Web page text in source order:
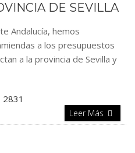
DE SEVILLA
Andalucía, hemos
a los presupuestos
a la provincia de Sevilla y
2831
Leer Más